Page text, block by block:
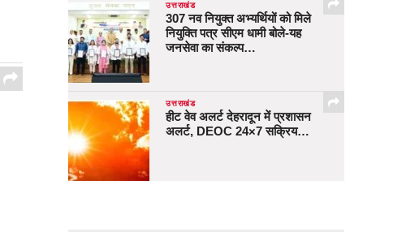
उत्तराखंड
307 नव नियुक्त अभ्यर्थियों को मिले
नियुक्ति पत्र सीएम धामी बोले-यह
जनसेवा का संकल्प…
उत्तराखंड
हीट वेव अलर्ट देहरादून में प्रशासन
अलर्ट, DEOC 24×7 सक्रिय…